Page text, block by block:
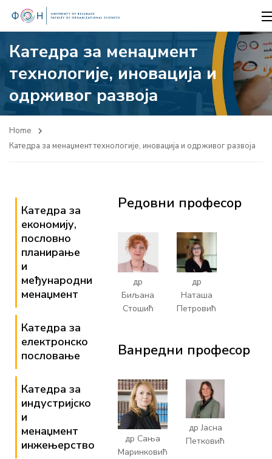
Катедра за менаџмент
технологије, иновација и
одрживог развоја
Home
Катедра за менаџмент технологије, иновација и одрживог развоја
Катедра за
економију,
пословно
планирање
и
међународни
менаџмент
Катедра за
електронско
пословање
Катедра за
индустријско
и
менаџмент
инжењерство
Редовни професор
др
Биљана
Стошић
др
Наташа
Петровић
Ванредни професор
др Сања
Маринковић
др Јасна
Петковић